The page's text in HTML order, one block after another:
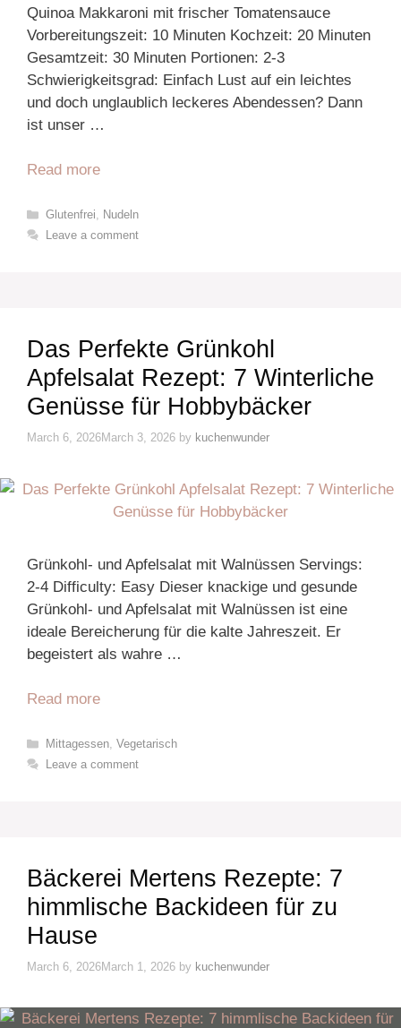
Quinoa Makkaroni mit frischer Tomatensauce
Vorbereitungszeit: 10 Minuten Kochzeit: 20 Minuten
Gesamtzeit: 30 Minuten Portionen: 2-3
Schwierigkeitsgrad: Einfach Lust auf ein leichtes
und doch unglaublich leckeres Abendessen? Dann
ist unser …
Read more
Categories
Glutenfrei, Nudeln
Leave a comment
Das Perfekte Grünkohl
Apfelsalat Rezept: 7 Winterliche
Genüsse für Hobbybäcker
March 6, 2026March 3, 2026 by kuchenwunder
Grünkohl- und Apfelsalat mit Walnüssen Servings:
2-4 Difficulty: Easy Dieser knackige und gesunde
Grünkohl- und Apfelsalat mit Walnüssen ist eine
ideale Bereicherung für die kalte Jahreszeit. Er
begeistert als wahre …
Read more
Categories
Mittagessen, Vegetarisch
Leave a comment
Bäckerei Mertens Rezepte: 7
himmlische Backideen für zu
Hause
March 6, 2026March 1, 2026 by kuchenwunder